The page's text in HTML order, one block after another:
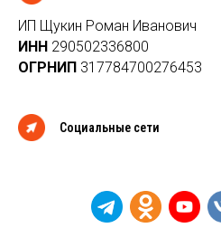
ИП Щукин Роман Иванович
ИНН 290502336800
ОГРНИП 317784700276453
Социальные сети